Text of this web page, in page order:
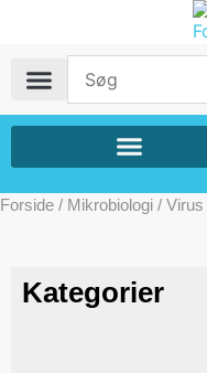
Forside / Mikrobiologi / Virus
Kategorier